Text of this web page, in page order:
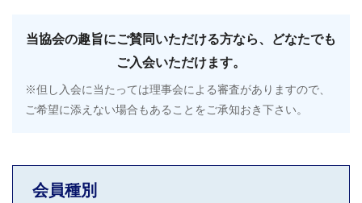
当協会の趣旨にご賛同いただける方なら、どなたでも
ご入会いただけます。
※但し入会に当たっては理事会による審査がありますので、
ご希望に添えない場合もあることをご承知おき下さい。
会員種別